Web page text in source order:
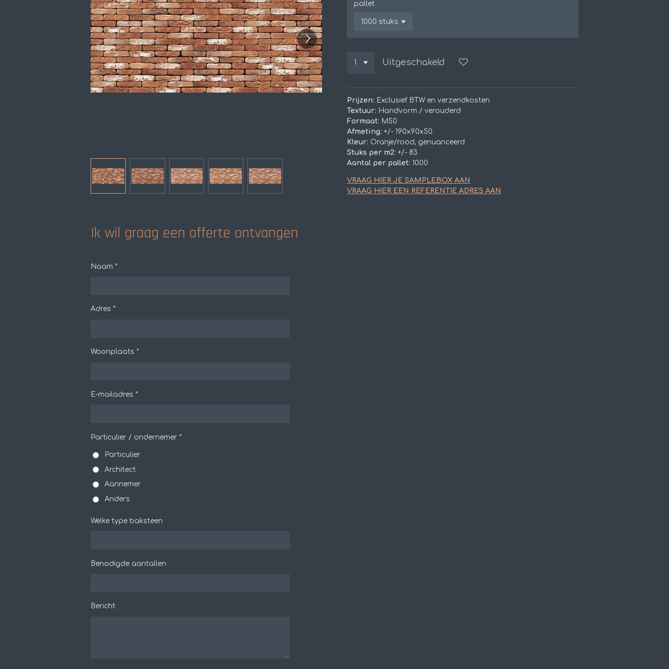
pallet
Uitgeschakeld
Prijzen: Exclusief BTW en verzendkosten
Textuur: Handvorm / verouderd
Formaat: M50
Afmeting: +/- 190x90x50
Kleur: Oranje/rood, genuanceerd
Stuks per m2: +/- 83
Aantal per pallet: 1000
VRAAG HIER JE SAMPLEBOX AAN
VRAAG HIER EEN REFERENTIE ADRES AAN
Ik wil graag een offerte ontvangen
Naam *
Adres *
Woonplaats *
E-mailadres *
Particulier / ondernemer *
Particulier
Architect
Aannemer
Anders
Welke type baksteen
Benodigde aantallen
Bericht